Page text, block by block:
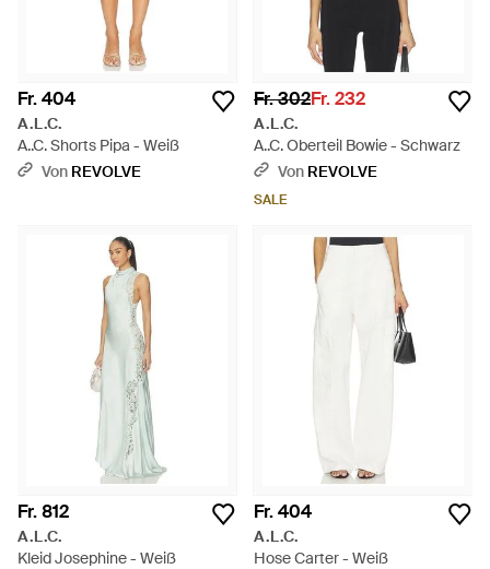
Fr. 404
A.L.C.
A..C. Shorts Pipa - Weiß
Von REVOLVE
Fr. 302Fr. 232
A.L.C.
A..C. Oberteil Bowie - Schwarz
Von REVOLVE
SALE
Fr. 812
A.L.C.
Kleid Josephine - Weiß
Fr. 404
A.L.C.
Hose Carter - Weiß